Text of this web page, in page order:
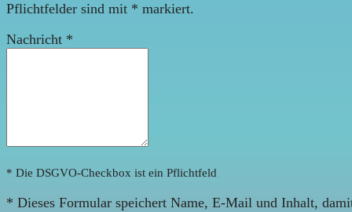
Pflichtfelder sind mit * markiert.
Nachricht *
* Die DSGVO-Checkbox ist ein Pflichtfeld
* Dieses Formular speichert Name, E-Mail und Inhalt,